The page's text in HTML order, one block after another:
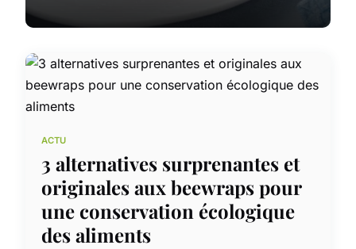
ACTU
3 alternatives surprenantes et
originales aux beewraps pour
une conservation écologique
des aliments